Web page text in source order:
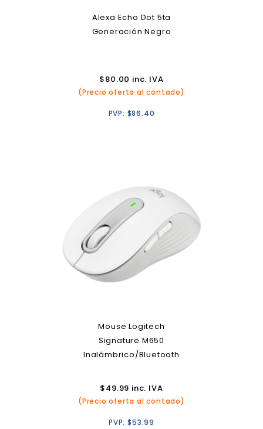
Alexa Echo Dot 5ta
Generación Negro
$80.00 inc. IVA
(Precio oferta al contado)
PVP: $86.40
Mouse Logitech
Signature M650
Inalámbrico/Bluetooth
$49.99 inc. IVA
(Precio oferta al contado)
PVP:$53.99